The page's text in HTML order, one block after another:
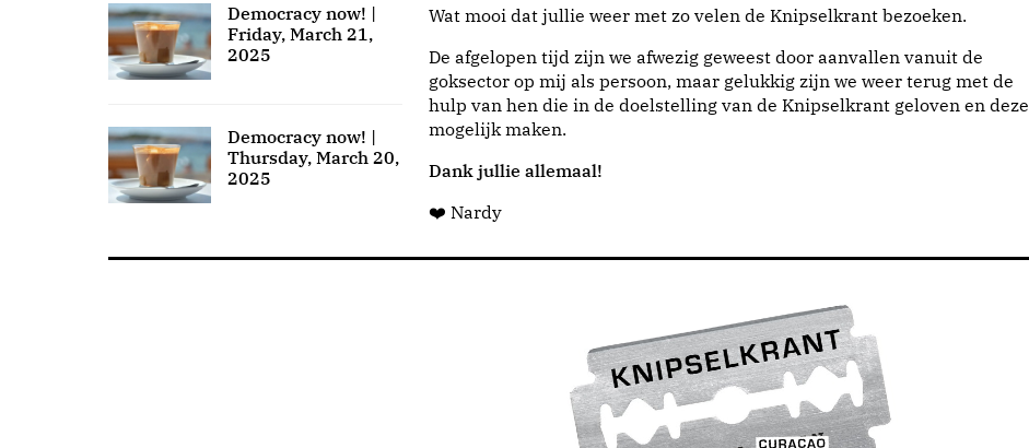
Democracy now! |
Friday, March 21,
2025
Democracy now! |
Thursday, March 20,
2025
Wat mooi dat jullie weer met zo velen de Knipselkrant bezoeken.
De afgelopen tijd zijn we afwezig geweest door aanvallen vanuit de
goksector op mij als persoon, maar gelukkig zijn we weer terug met de
hulp van hen die in de doelstelling van de Knipselkrant geloven en deze
mogelijk maken.
Dank jullie allemaal!
❤️ Nardy